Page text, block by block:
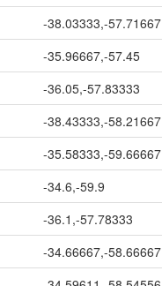
-38.03333,-57.71667
-35.96667,-57.45
-36.05,-57.83333
-38.43333,-58.21667
-35.58333,-59.66667
-34.6,-59.9
-36.1,-57.78333
-34.66667,-58.66667